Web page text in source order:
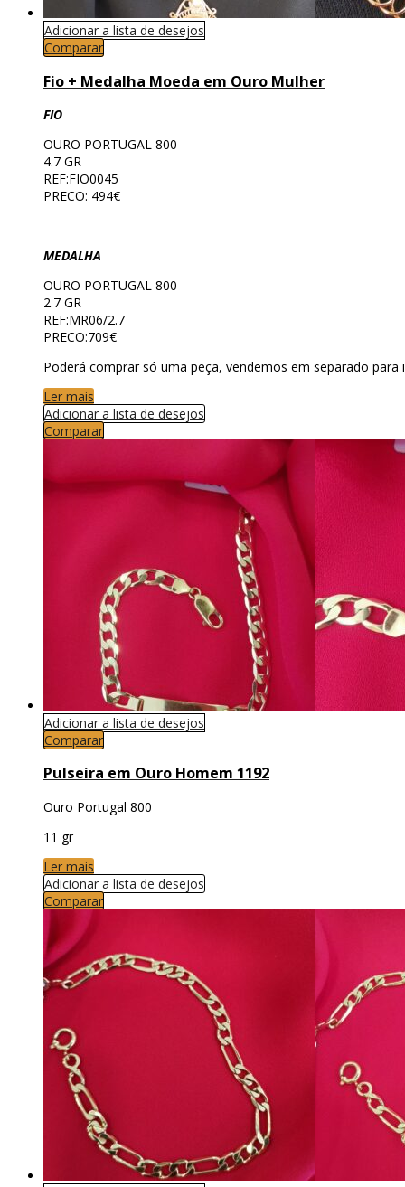
Adicionar a lista de desejos
Comparar
Fio + Medalha Moeda em Ouro Mulher
FIO
OURO PORTUGAL 800
4.7 GR
REF:FIO0045
PRECO: 494€
MEDALHA
OURO PORTUGAL 800
2.7 GR
REF:MR06/2.7
PRECO:709€
Poderá comprar só uma peça, vendemos em separado
Ler mais
Adicionar a lista de desejos
Comparar
Adicionar a lista de desejos
Comparar
Pulseira em Ouro Homem 1192
Ouro Portugal 800
11 gr
Ler mais
Adicionar a lista de desejos
Comparar